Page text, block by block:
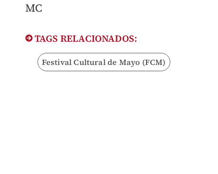
MC
TAGS RELACIONADOS:
Festival Cultural de Mayo (FCM)